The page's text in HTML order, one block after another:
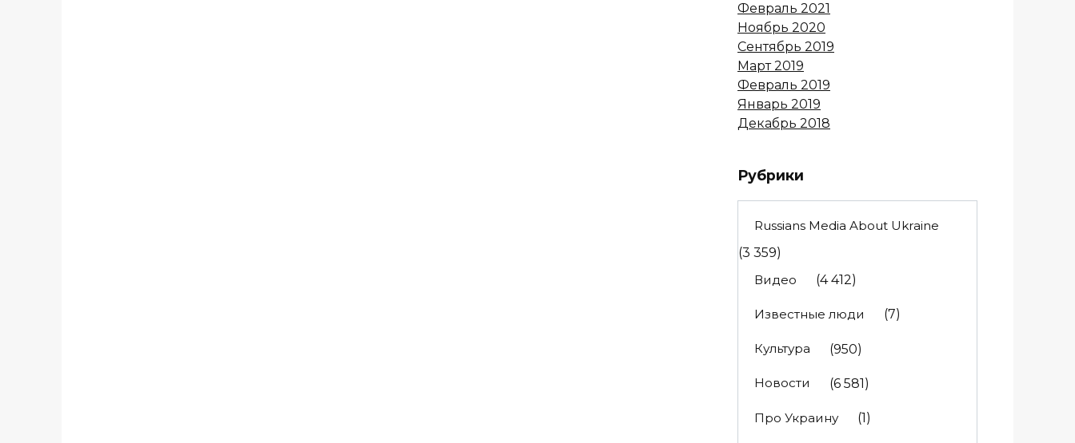
Февраль 2021
Ноябрь 2020
Сентябрь 2019
Март 2019
Февраль 2019
Январь 2019
Декабрь 2018
Рубрики
Russians Media About Ukraine
(3 359)
Видео
(4 412)
Известные люди (7)
Культура (950)
Новости (6 581)
Про Украину (1)